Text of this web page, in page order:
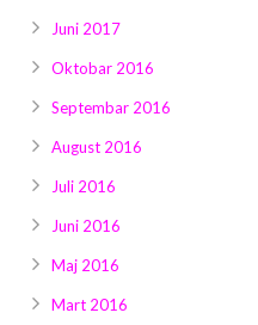
Juni 2017
Oktobar 2016
Septembar 2016
August 2016
Juli 2016
Juni 2016
Maj 2016
Mart 2016